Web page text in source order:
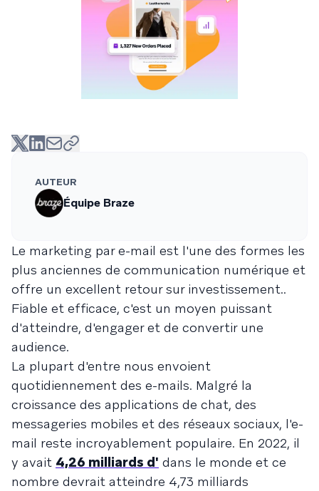
AUTEUR
Équipe Braze
Le marketing par e-mail est l'une des formes les
plus anciennes de communication numérique et
offre un excellent retour sur investissement..
Fiable et efficace, c'est un moyen puissant
d'atteindre, d'engager et de convertir une
audience.
La plupart d'entre nous envoient
quotidiennement des e-mails. Malgré la
croissance des applications de chat, des
messageries mobiles et des réseaux sociaux, l'e-
mail reste incroyablement populaire. En 2022, il
y avait 4,26 milliards d' dans le monde et ce
nombre devrait atteindre 4,73 milliards